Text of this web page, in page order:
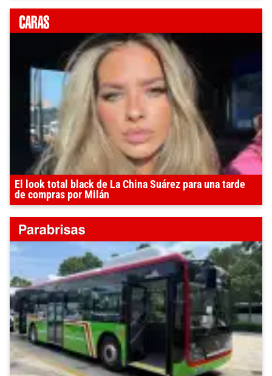
El look total black de La China Suárez para una tarde
de compras por Milán